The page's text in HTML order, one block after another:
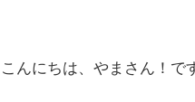
こんにちは、やまさん！で